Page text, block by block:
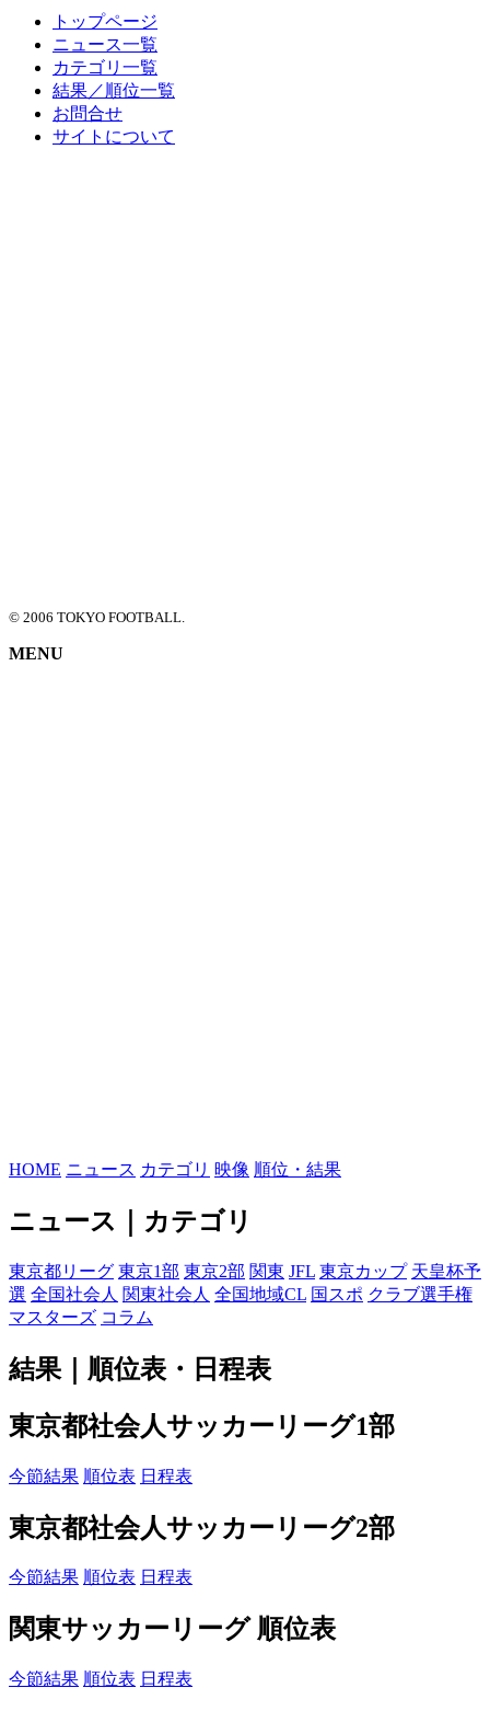
トップページ
ニュース一覧
カテゴリ一覧
結果／順位一覧
お問合せ
サイトについて
© 2006 TOKYO FOOTBALL.
MENU
HOME ニュース カテゴリ 映像 順位・結果
ニュース｜カテゴリ
東京都リーグ 東京1部 東京2部 関東 JFL 東京カップ 天皇杯予
選 全国社会人 関東社会人 全国地域CL 国スポ クラブ選手権
マスターズ コラム
結果｜順位表・日程表
東京都社会人サッカーリーグ1部
今節結果 順位表 日程表
東京都社会人サッカーリーグ2部
今節結果 順位表 日程表
関東サッカーリーグ 順位表
今節結果 順位表 日程表